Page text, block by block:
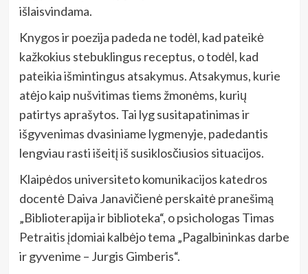
išlaisvindama.
Knygos ir poezija padeda ne todėl, kad pateikė
kažkokius stebuklingus receptus, o todėl, kad
pateikia išmintingus atsakymus. Atsakymus, kurie
atėjo kaip nušvitimas tiems žmonėms, kurių
patirtys aprašytos. Tai lyg susitapatinimas ir
išgyvenimas dvasiniame lygmenyje, padedantis
lengviau rasti išeitį iš susiklosčiusios situacijos.
Klaipėdos universiteto komunikacijos katedros
docentė Daiva Janavičienė perskaitė pranešimą
„Biblioterapija ir biblioteka“, o psichologas Timas
Petraitis įdomiai kalbėjo tema „Pagalbininkas darbe
ir gyvenime – Jurgis Gimberis“.